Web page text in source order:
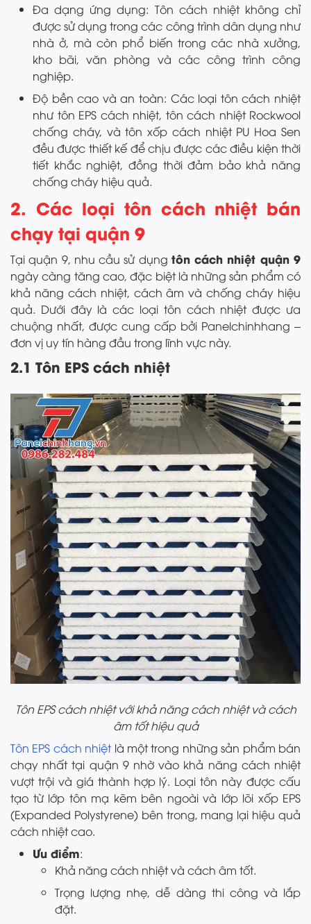
Đa dạng ứng dụng: Tôn cách nhiệt không chỉ
được sử dụng trong các công trình dân dụng như
nhà ở, mà còn phổ biến trong các nhà xưởng,
kho bãi, văn phòng và các công trình công
nghiệp.
Độ bền cao và an toàn: Các loại tôn cách nhiệt
như tôn EPS cách nhiệt, tôn cách nhiệt Rockwool
chống cháy, và tôn xốp cách nhiệt PU Hoa Sen
đều được thiết kế để chịu được các điều kiện thời
tiết khắc nghiệt, đồng thời đảm bảo khả năng
chống cháy hiệu quả.
2. Các loại tôn cách nhiệt bán
chạy tại quận 9
Tại quận 9, nhu cầu sử dụng tôn cách nhiệt quận 9
ngày càng tăng cao, đặc biệt là những sản phẩm có
khả năng cách nhiệt, cách âm và chống cháy hiệu
quả. Dưới đây là các loại tôn cách nhiệt được ưa
chuộng nhất, được cung cấp bởi Panelchinhhang –
đơn vị uy tín hàng đầu trong lĩnh vực này.
2.1 Tôn EPS cách nhiệt
Tôn EPS cách nhiệt với khả năng cách nhiệt và cách
âm tốt hiệu quả
Tôn EPS cách nhiệtlà một trong những sản phẩm bán
chạy nhất tại quận 9 nhờ vào khả năng cách nhiệt
vượt trội và giá thành hợp lý. Loại tôn này được cấu
tạo từ lớp tôn mạ kẽm bên ngoài và lớp lõi xốp EPS
(Expanded Polystyrene) bên trong, mang lại hiệu quả
cách nhiệt cao.
Ưu điểm:
Khả năng cách nhiệt và cách âm tốt.
Trọng lượng nhẹ, dễ dàng thi công và lắp
đặt.